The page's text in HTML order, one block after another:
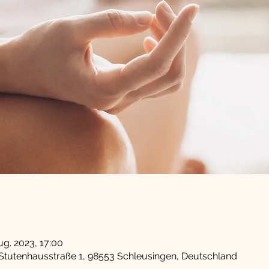
2023, 17:00
1, 98553 Schleusingen, Deutschland